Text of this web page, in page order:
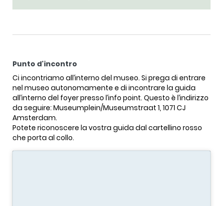
Punto d'incontro
Ci incontriamo all’interno del museo. Si prega di entrare
nel museo autonomamente e di incontrare la guida
all’interno del foyer presso l’info point. Questo è l’indirizzo
da seguire: Museumplein/Museumstraat 1, 1071 CJ
Amsterdam.
Potete riconoscere la vostra guida dal cartellino rosso
che porta al collo.